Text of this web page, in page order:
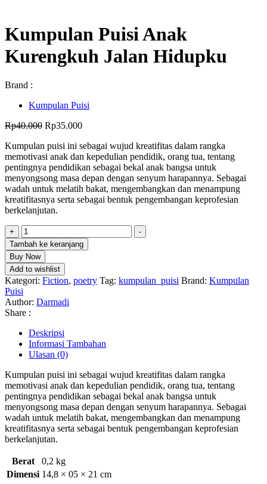
Kumpulan Puisi Anak
Kurengkuh Jalan Hidupku
Brand :
Kumpulan Puisi
Rp40.000 Harga
adalah:
Rp40.000.
Rp35.000Harga
ini
adalah:
Rp35.000.
Kumpulan puisi ini sebagai wujud kreatifitas dalam rangka
memotivasi anak dan kepedulian pendidik, orang tua, tentang
pentingnya pendidikan sebagai bekal anak bangsa untuk
menyongsong masa depan dengan senyum harapannya. Sebagai
wadah untuk melatih bakat, mengembangkan dan menampung
kreatifitasnya serta sebagai bentuk pengembangan keprofesian
berkelanjutan.
+
Kuantitas
Kumpulan
Puisi
Anak
Kurengkuh
Jalan
Hidupku
-
Tambah ke keranjang
Buy Now
Add to wishlist
Kategori: Fiction, poetry Tag: kumpulan_puisi Brand: Kumpulan
Puisi
Author: Darmadi
Share :
Deskripsi
Informasi Tambahan
Ulasan (0)
Kumpulan puisi ini sebagai wujud kreatifitas dalam rangka
memotivasi anak dan kepedulian pendidik, orang tua, tentang
pentingnya pendidikan sebagai bekal anak bangsa untuk
menyongsong masa depan dengan senyum harapannya. Sebagai
wadah untuk melatih bakat, mengembangkan dan menampung
kreatifitasnya serta sebagai bentuk pengembangan keprofesian
berkelanjutan.
Berat
0,2 kg
Dimensi 14,8 × 05 × 21 cm